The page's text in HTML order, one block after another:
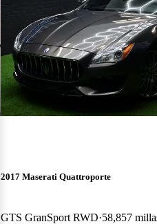
2017 Maserati Quattroporte
GTS GranSport RWD 58,857